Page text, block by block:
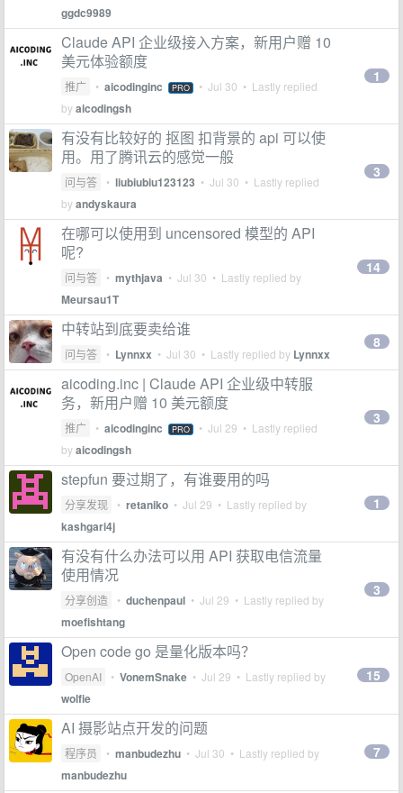
ggdc9989
Claude API 企业级接入方案，新用户赠 10
美元体验额度
推广 • aicodinginc PRO • Jul 30 • Lastly replied
byaicodingsh
1
有没有比较好的 抠图 扣背景的 api 可以使
用。用了腾讯云的感觉一般
问与答 • liubiubiu123123 • Jul 30 • Lastly replied
byandyskaura
3
在哪可以使用到 uncensored 模型的 API
呢?
问与答 • mythjava • Jul 30 • Lastly replied by
Meursau1T
14
中转站到底要卖给谁
问与答 • Lynnxx • Jul 30 • Lastly replied by Lynnxx
8
aicoding.inc | Claude API 企业级中转服
务，新用户赠 10 美元额度
推广 • aicodinginc PRO • Jul 29 • Lastly replied
byaicodingsh
3
stepfun 要过期了，有谁要用的吗
分享发现 • retaniko • Jul 29 • Lastly replied by
kashgari4j
1
有没有什么办法可以用 API 获取电信流量
使用情况
分享创造 • duchenpaul • Jul 29 • Lastly replied by
moefishtang
3
Open code go 是量化版本吗？
OpenAI • VonemSnake • Jul 29 • Lastly replied by
wolfie
15
AI 摄影站点开发的问题
程序员 • manbudezhu • Jul 30 • Lastly replied by
manbudezhu
7